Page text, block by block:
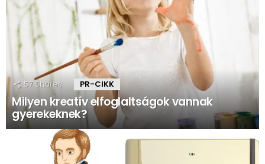
57 Shares PR-CIKK
Milyen kreatív elfoglaltságok vannak
gyerekeknek?